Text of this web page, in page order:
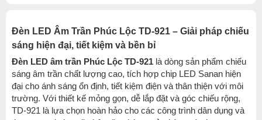
Đèn LED Âm Trần Phúc Lộc TD-921 – Giải pháp chiếu
sáng hiện đại, tiết kiệm và bền bỉ
Đèn LED âm trần Phúc Lộc TD-921 là dòng sản phẩm chiếu
sáng âm trần chất lượng cao, tích hợp chip LED Sanan hiện
đại cho ánh sáng ổn định, tiết kiệm điện và thân thiện với môi
trường. Với thiết kế mỏng gọn, dễ lắp đặt và góc chiếu rộng,
TD-921 là lựa chọn hoàn hảo cho các công trình dân dụng và